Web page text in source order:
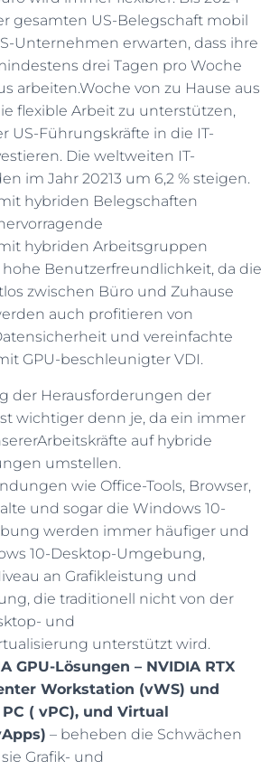
N
gesamten US-Belegschaft mobil
Unternehmen erwarten, dass ihre
drei Tagen pro Woche
arbeiten.Woche von zu Hause aus
flexible Arbeit zu unterstützen,
US-Führungskräfte in die IT-
Die weltweiten IT-
im Jahr 20213 um 6,2 % steigen.
hybriden Belegschaften
hybriden Arbeitsgruppen
Benutzerfreundlichkeit, da die
zwischen Büro und Zuhause
auch profitieren von
und vereinfachte
GPU-beschleunigter VDI.
der Herausforderungen der
wichtiger denn je, da ein immer
auf hybride
umstellen.
wie Office-Tools, Browser,
und sogar die Windows 10-
werden immer häufiger und
10-Desktop-Umgebung,
an Grafikleistung und
die traditionell nicht von der
und
unterstützt wird.
GPU-Lösungen – NVIDIA RTX
Workstation (vWS) und
( vPC), und Virtual
– beheben die Schwächen
Grafik- und